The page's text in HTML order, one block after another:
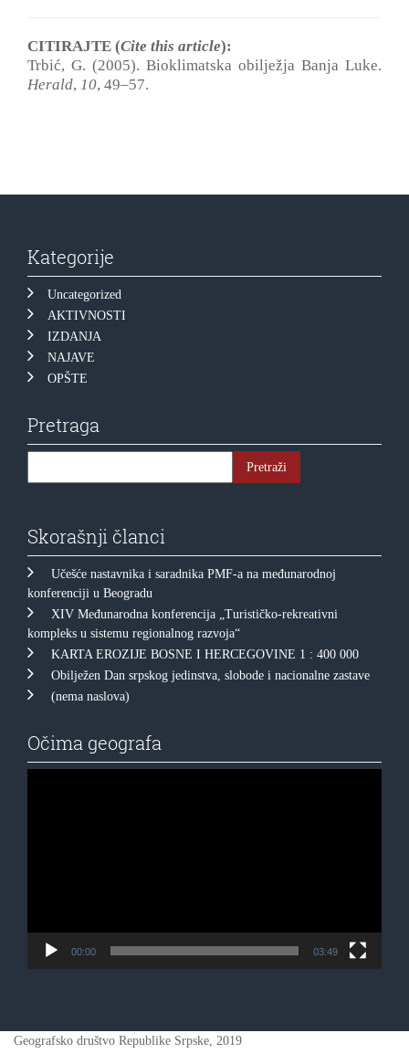
CITIRAJTE (Cite this article):
Trbić, G. (2005). Bioklimatska obilježja Banja Luke.
Herald, 10, 49‒57.
Kategorije
Uncategorized
AKTIVNOSTI
IZDANJA
NAJAVE
OPŠTE
Pretraga
Skorašnji članci
Učešće nastavnika i saradnika PMF-a na međunarodnoj
konferenciji u Beogradu
XIV Međunarodna konferencija „Turističko-rekreativni
kompleks u sistemu regionalnog razvoja“
KARTA EROZIJE BOSNE I HERCEGOVINE 1 : 400 000
Obilježen Dan srpskog jedinstva, slobode i nacionalne zastave
(nema naslova)
Očima geografa
00:00 03:49
Geografsko društvo Republike Srpske, 2019